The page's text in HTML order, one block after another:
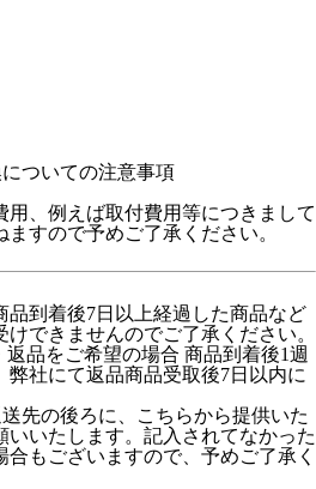
ついての注意事項
、例えば取付費用等につきまして
すので予めご了承ください。
到着後7日以上経過した商品など
できませんのでご了承ください。
品をご希望の場合 商品到着後1週
弊社にて返品商品受取後7日以内に
先の後ろに、こちらから提供いた
いいたします。記入されてなかった
もございますので、予めご了承く